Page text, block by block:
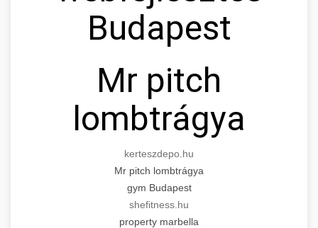
Budapest
Mr pitch
lombtrágya
kerteszdepo.hu
Mr pitch lombtrágya
gym Budapest
shefitness.hu
property marbella